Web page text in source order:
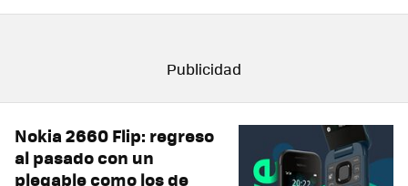
Nokia 2660 Flip: regreso
al pasado con un
plegable como los de